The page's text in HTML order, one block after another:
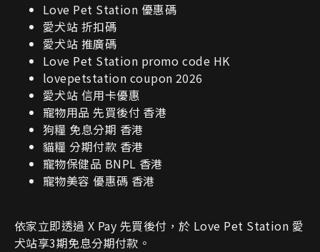
Love Pet Station 優惠碼
愛犬站 折扣碼
愛犬站 推廣碼
Love Pet Station promo code HK
lovepetstation coupon 2026
愛犬站 信用卡優惠
寵物用品 先買後付 香港
狗糧 免息分期 香港
貓糧 分期付款 香港
寵物保健品 BNPL 香港
寵物美容 優惠碼 香港
依家立即透過 X Pay 先買後付，於 Love Pet Station 愛
犬站享3期免息分期付款。